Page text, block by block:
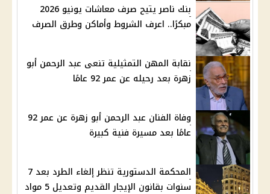
بنك ناصر يتيح صرف معاشات يونيو 2026
مبكرًا.. اعرف الشروط وأماكن وطرق الصرف
نقابة المهن التمثيلية تنعى عبد الرحمن أبو
زهرة بعد رحيله عن عمر 92 عامًا
وفاة الفنان عبد الرحمن أبو زهرة عن عمر 92
عامًا بعد مسيرة فنية كبيرة
المحكمة الدستورية تنظر إلغاء الطرد بعد 7
سنوات بقانون الإيجار القديم وتعديل 5 مواد